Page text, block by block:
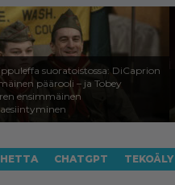
suoratoistossa: DiCaprion
päärooli – ja Tobey
ensimmäinen
CHATGPT TEKOÄLY